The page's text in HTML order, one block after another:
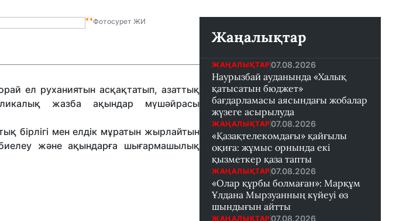
Фотосурет ЖИ
ел руханиятын асқақтатып, азаттық
жазба ақындар мүшәйрасы
бірлігі мен елдік мұратын жырлайтын
және ақындарға шығармашылық
Жаңалықтар
ЖАҢАЛЫҚТАР 07.08.2026
Наурызбай ауданында «Халық
қатысатын бюджет»
бағдарламасы аясындағы жобалар
жүзеге асырылуда
ЖАҢАЛЫҚТАР 07.08.2026
«Қазақтелекомдағы» қайғылы
оқиға: жұмыс орнында екі
қызметкер қаза тапты
ЖАҢАЛЫҚТАР 07.08.2026
«Олар құрбы болмаған»: Марқұм
Ұлдана Мырзуанның күйеуі өз
шындығын айтты
ЖАҢАЛЫҚТАР 07.08.2026